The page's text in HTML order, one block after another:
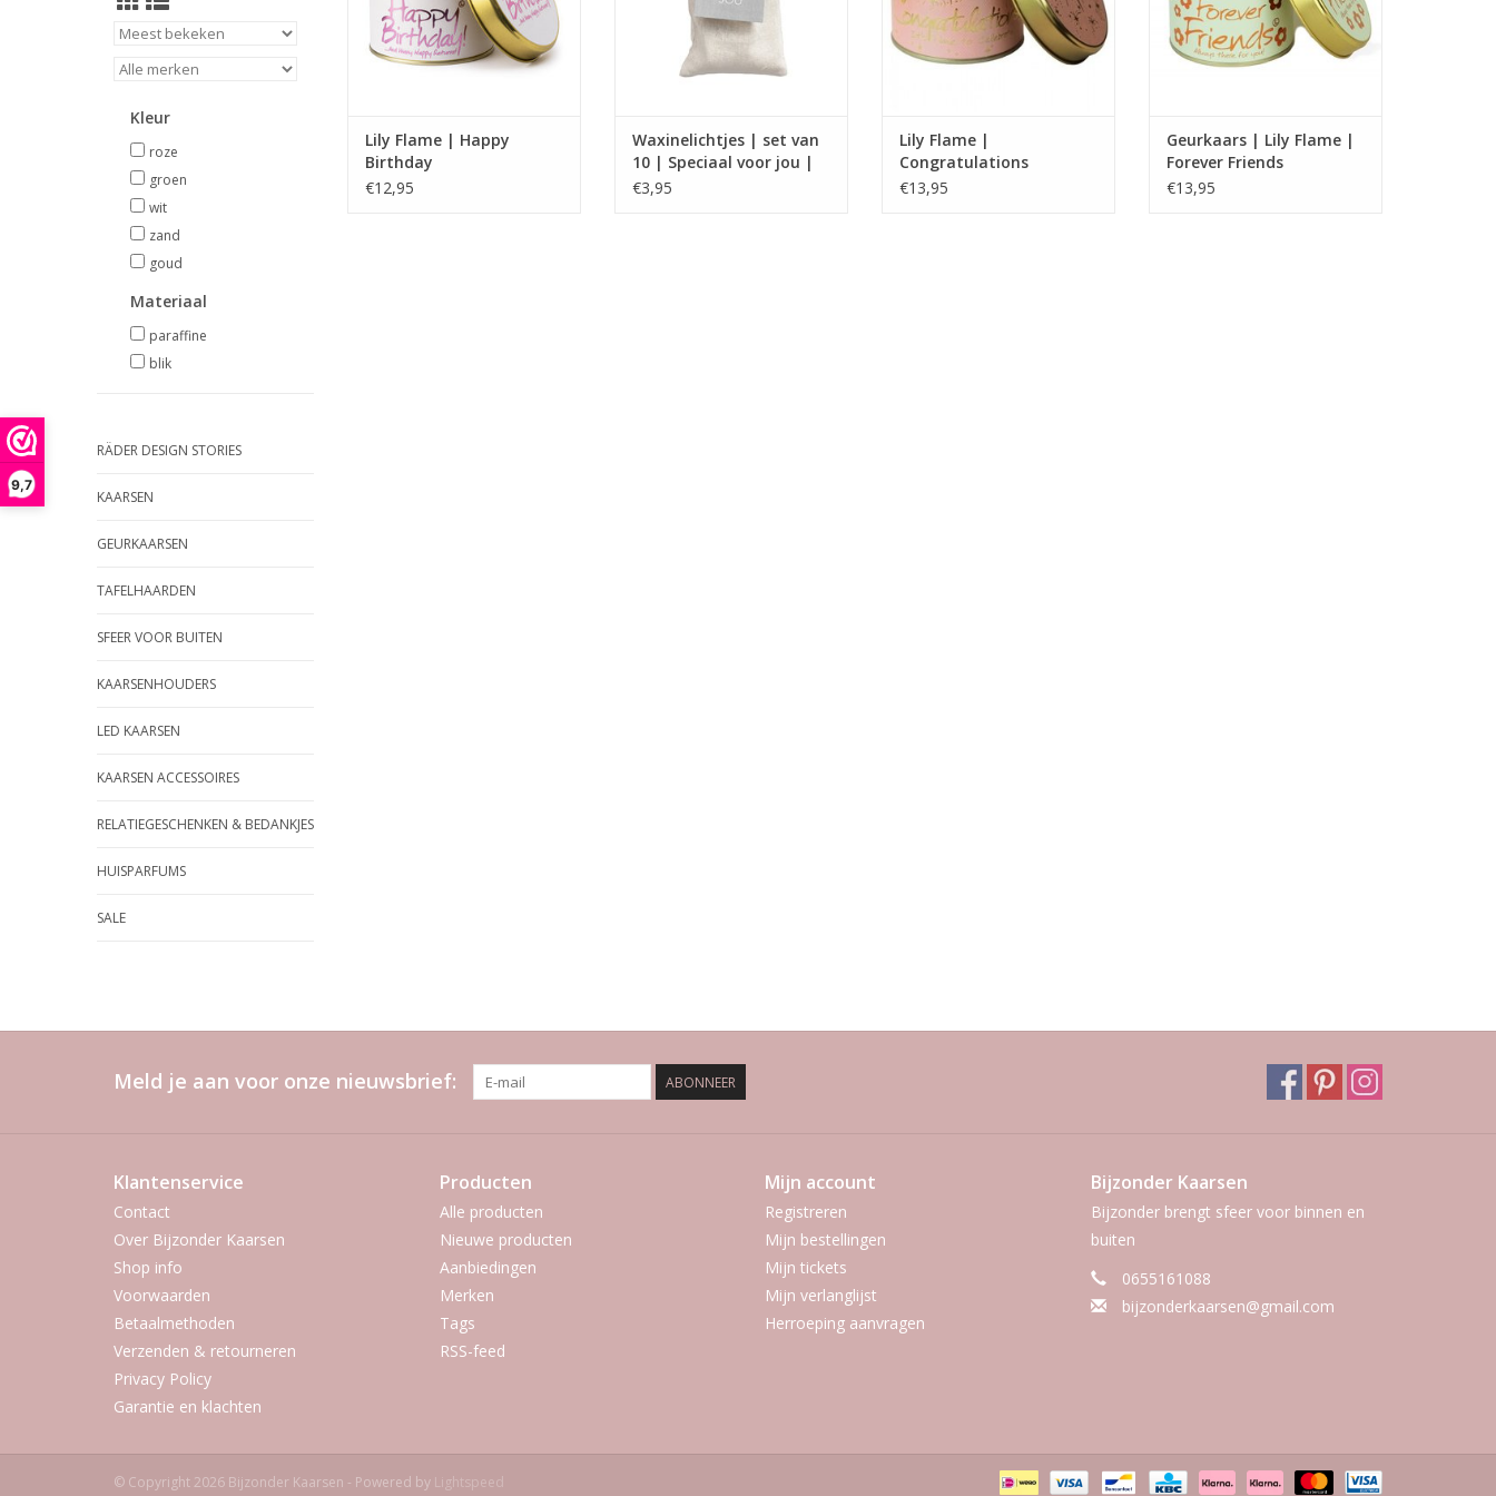
9,7
Kleur
roze
groen
wit
zand
goud
Materiaal
paraffine
blik
RÄDER DESIGN STORIES
KAARSEN
GEURKAARSEN
TAFELHAARDEN
SFEER VOOR BUITEN
KAARSENHOUDERS
LED KAARSEN
KAARSEN ACCESSOIRES
RELATIEGESCHENKEN & BEDANKJES
HUISPARFUMS
SALE
Lily Flame | Happy
Birthday
€12,95
Waxinelichtjes | set van
10 | Speciaal voor jou |
Leeff
€3,95
Lily Flame |
Congratulations
€13,95
Geurkaars | Lily Flame |
Forever Friends
€13,95
Meld je aan voor onze nieuwsbrief: ABONNEER
Klantenservice
Contact
Over Bijzonder Kaarsen
Shop info
Voorwaarden
Betaalmethoden
Verzenden & retourneren
Privacy Policy
Garantie en klachten
Producten
Alle producten
Nieuwe producten
Aanbiedingen
Merken
Tags
RSS-feed
Mijn account
Registreren
Mijn bestellingen
Mijn tickets
Mijn verlanglijst
Herroeping aanvragen
Bijzonder Kaarsen
Bijzonder brengt sfeer voor binnen en
buiten
0655161088
bijzonderkaarsen@gmail.com
© Copyright 2026 Bijzonder Kaarsen - Powered by Lightspeed